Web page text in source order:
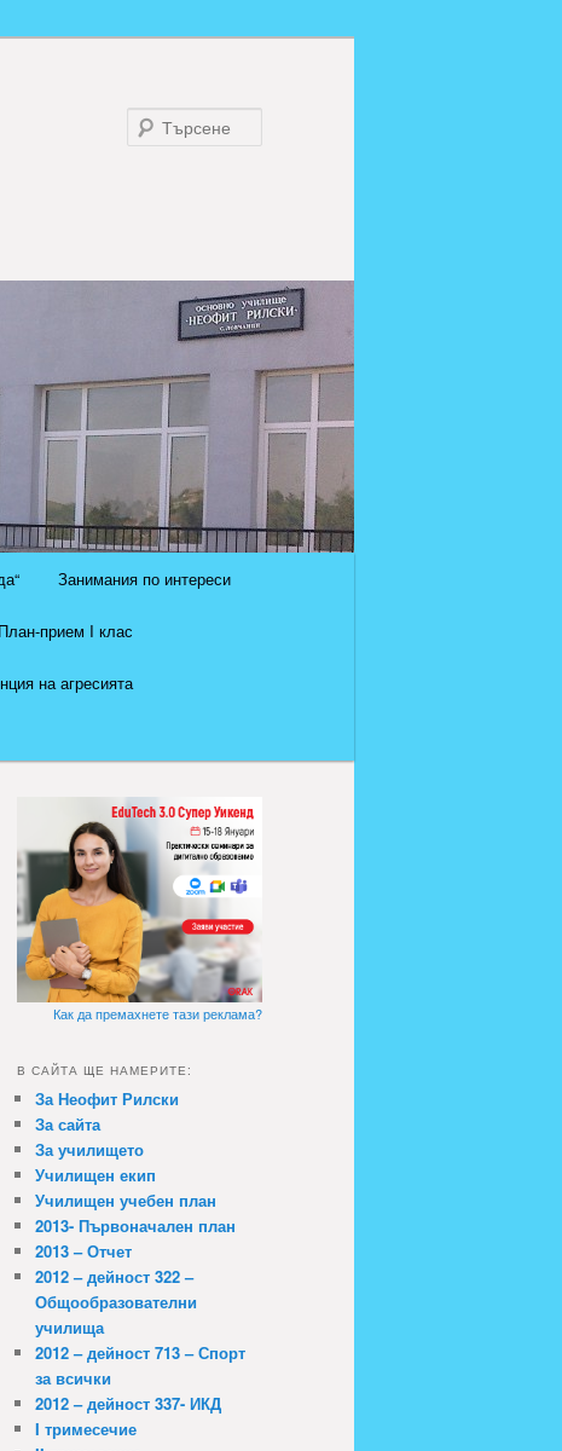
Занимания по интереси
План-прием I клас
на агресията
Как да премахнете тази реклама?
В САЙТА ЩЕ НАМЕРИТЕ:
За Неофит Рилски
За сайта
За училището
Училищен екип
Училищен учебен план
2013- Първоначален план
2013 – Отчет
2012 – дейност 322 –
Общообразователни
училища
2012 – дейност 713 – Спорт
за всички
2012 – дейност 337- ИКД
I тримесечие